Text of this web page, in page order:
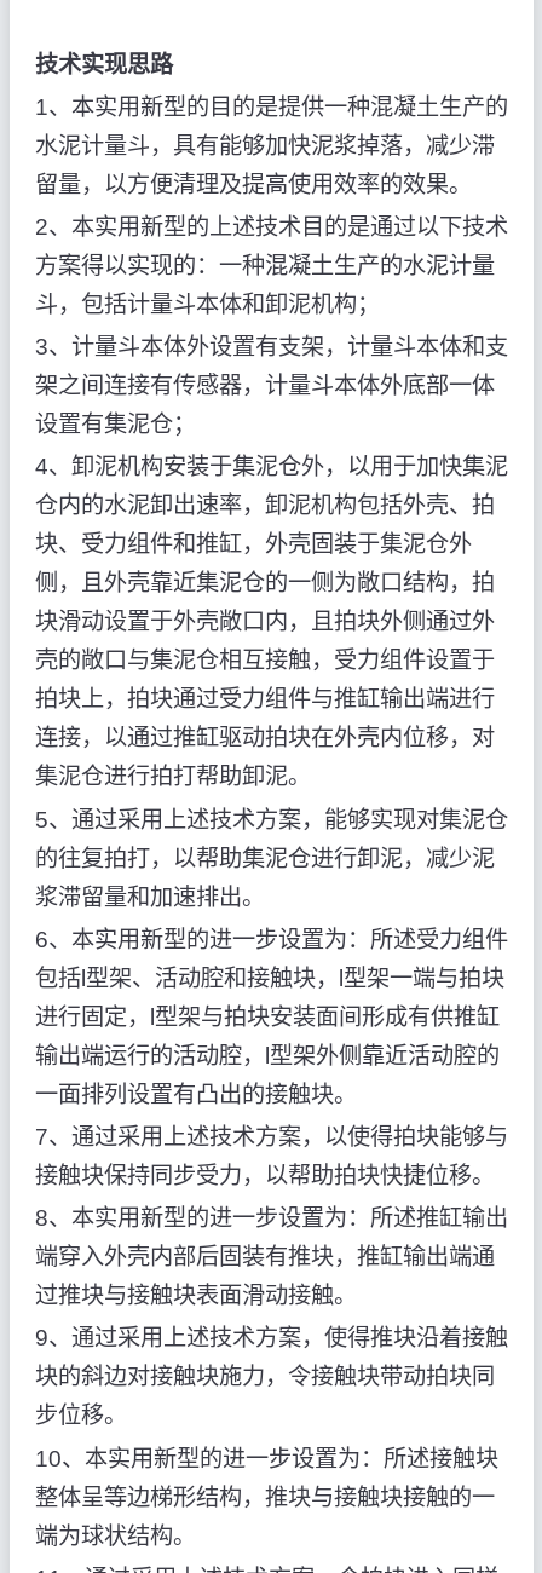
技术实现思路
1、本实用新型的目的是提供一种混凝土生产的
水泥计量斗，具有能够加快泥浆掉落，减少滞
留量，以方便清理及提高使用效率的效果。
2、本实用新型的上述技术目的是通过以下技术
方案得以实现的：一种混凝土生产的水泥计量
斗，包括计量斗本体和卸泥机构；
3、计量斗本体外设置有支架，计量斗本体和支
架之间连接有传感器，计量斗本体外底部一体
设置有集泥仓；
4、卸泥机构安装于集泥仓外，以用于加快集泥
仓内的水泥卸出速率，卸泥机构包括外壳、拍
块、受力组件和推缸，外壳固装于集泥仓外
侧，且外壳靠近集泥仓的一侧为敞口结构，拍
块滑动设置于外壳敞口内，且拍块外侧通过外
壳的敞口与集泥仓相互接触，受力组件设置于
拍块上，拍块通过受力组件与推缸输出端进行
连接，以通过推缸驱动拍块在外壳内位移，对
集泥仓进行拍打帮助卸泥。
5、通过采用上述技术方案，能够实现对集泥仓
的往复拍打，以帮助集泥仓进行卸泥，减少泥
浆滞留量和加速排出。
6、本实用新型的进一步设置为：所述受力组件
包括l型架、活动腔和接触块，l型架一端与拍块
进行固定，l型架与拍块安装面间形成有供推缸
输出端运行的活动腔，l型架外侧靠近活动腔的
一面排列设置有凸出的接触块。
7、通过采用上述技术方案，以使得拍块能够与
接触块保持同步受力，以帮助拍块快捷位移。
8、本实用新型的进一步设置为：所述推缸输出
端穿入外壳内部后固装有推块，推缸输出端通
过推块与接触块表面滑动接触。
9、通过采用上述技术方案，使得推块沿着接触
块的斜边对接触块施力，令接触块带动拍块同
步位移。
10、本实用新型的进一步设置为：所述接触块
整体呈等边梯形结构，推块与接触块接触的一
端为球状结构。